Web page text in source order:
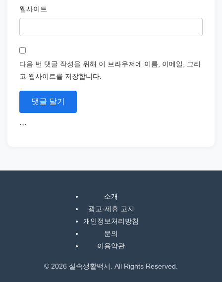
웹사이트
다음 번 댓글 작성을 위해 이 브라우저에 이름, 이메일, 그리
고 웹사이트를 저장합니다.
```
소개
광고·제휴 고지
개인정보처리방침
문의
이용약관
© 2026 실속생활백서. All Rights Reserved.